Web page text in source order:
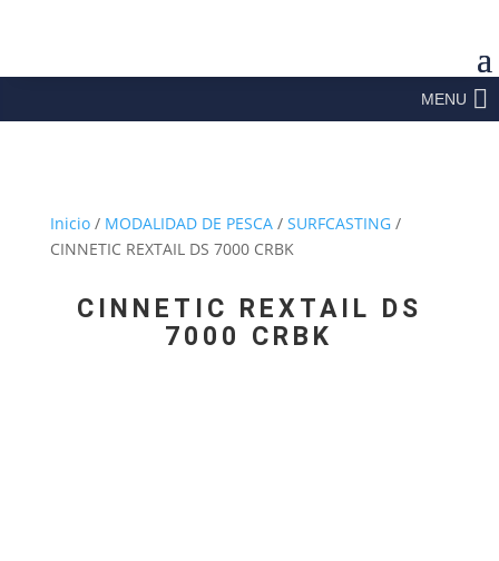
MENU
Inicio/ MODALIDAD DE PESCA/ SURFCASTING/
CINNETIC REXTAIL DS 7000 CRBK
CINNETIC REXTAIL DS
7000 CRBK